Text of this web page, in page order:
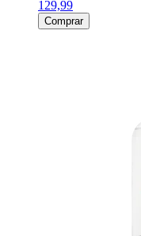
129,99
Comprar